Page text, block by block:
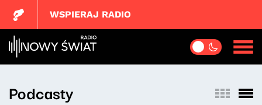
WSPIERAJ RADIO
Podcasty